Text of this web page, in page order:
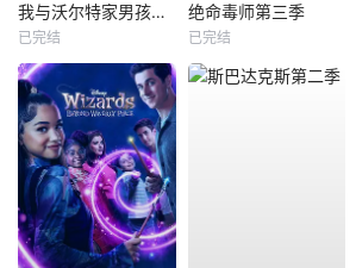
我与沃尔特家男孩的生活第三季
已完结
绝命毒师第三季
已完结